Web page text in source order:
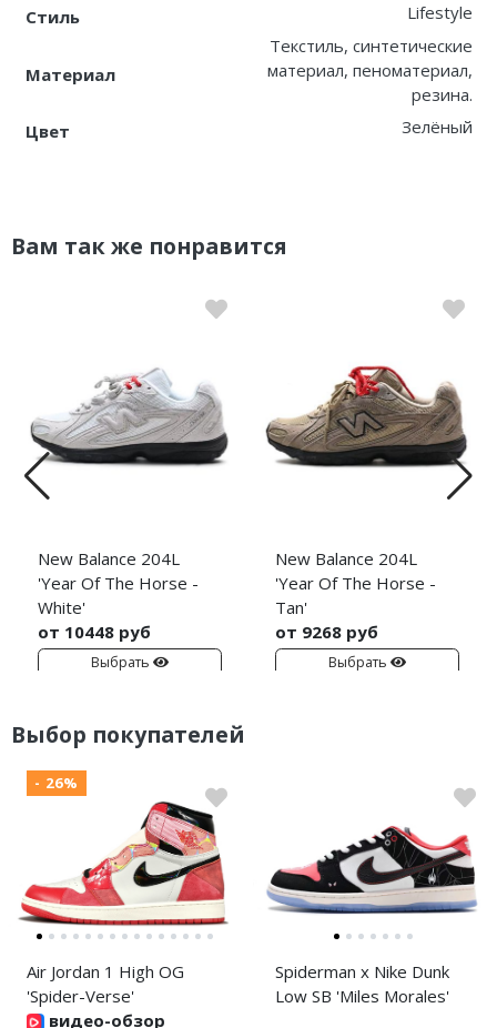
Стиль
Lifestyle
Материал
Текстиль, синтетические
материал, пеноматериал,
резина.
Цвет
Зелёный
Вам так же понравится
New Balance 204L
'Year Of The Horse -
White'
от 10448 руб
Выбрать
New Balance 204L
'Year Of The Horse -
Tan'
от 9268 руб
Выбрать
Выбор покупателей
- 26%
Air Jordan 1 High OG
'Spider-Verse'
видео-обзор
Spiderman x Nike Dunk
Low SB 'Miles Morales'
Nike KD
Nike PG
Nike Kobe